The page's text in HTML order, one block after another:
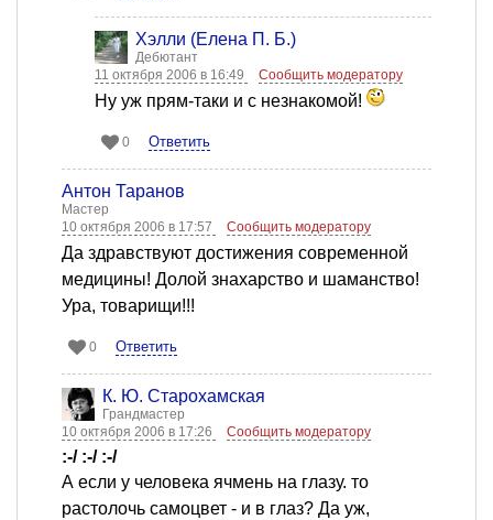
Хэлли (Елена П. Б.)
Дебютант
11 октября 2006 в 16:49
Сообщить модератору
Ну уж прям-таки и с незнакомой!
0 Ответить
Антон Таранов
Мастер
10 октября 2006 в 17:57
Сообщить модератору
Да здравствуют достижения современной
медицины! Долой знахарство и шаманство!
Ура, товарищи!!!
0 Ответить
К. Ю. Старохамская
Грандмастер
10 октября 2006 в 17:26
Сообщить модератору
:-/ :-/ :-/
А если у человека ячмень на глазу. то
растолочь самоцвет - и в глаз? Да уж,